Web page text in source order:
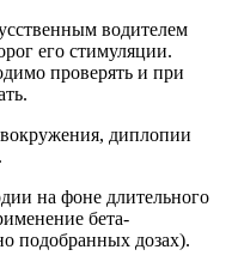
водителем
его стимуляции.
проверять и при
диплопии
на фоне длительного
бета-
подобранных дозах).